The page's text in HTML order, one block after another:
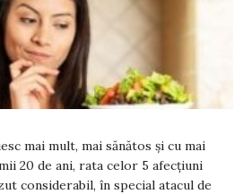
mai mult, mai sănătos și cu mai
20 de ani, rata celor 5 afecțiuni
considerabil, în special atacul de